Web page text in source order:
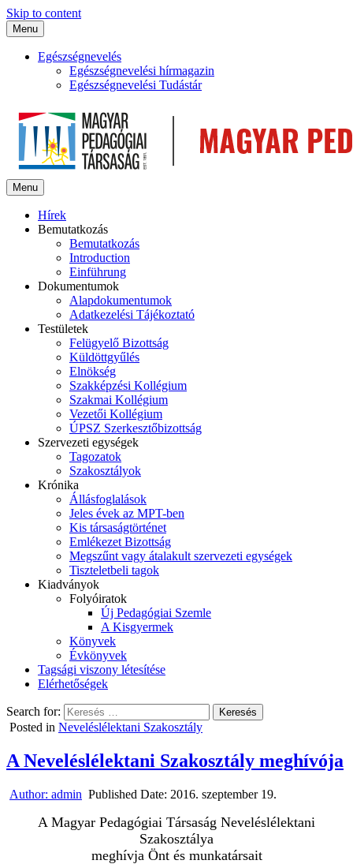
Skip to content
Menu
Egészségnevelés
Egészségnevelési hírmagazin
Egészségnevelési Tudástár
Menu
Hírek
Bemutatkozás
Bemutatkozás
Introduction
Einführung
Dokumentumok
Alapdokumentumok
Adatkezelési Tájékoztató
Testületek
Felügyelő Bizottság
Küldöttgyűlés
Elnökség
Szakképzési Kollégium
Szakmai Kollégium
Vezetői Kollégium
ÚPSZ Szerkesztőbizottság
Szervezeti egységek
Tagozatok
Szakosztályok
Krónika
Állásfoglalások
Jeles évek az MPT-ben
Kis társaságtörténet
Emlékezet Bizottság
Megszűnt vagy átalakult szervezeti egységek
Tiszteletbeli tagok
Kiadványok
Folyóiratok
Új Pedagógiai Szemle
A Kisgyermek
Könyvek
Évkönyvek
Tagsági viszony létesítése
Elérhetőségek
Search for:
Posted in Neveléslélektani Szakosztály
A Neveléslélektani Szakosztály meghívója
Author: admin Published Date: 2016. szeptember 19.
A Magyar Pedagógiai Társaság Neveléslélektani
Szakosztálya
meghívja Önt és munkatársait